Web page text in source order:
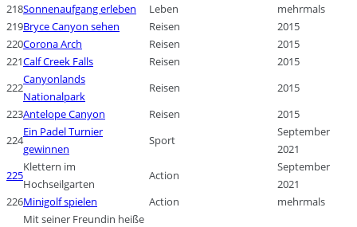
218Sonnenaufgang erleben Leben
mehrmals
219Bryce Canyon sehen Reisen
2015
220Corona Arch Reisen
2015
221Calf Creek Falls Reisen
2015
222
Canyonlands
Nationalpark
Reisen
2015
223Antelope Canyon Reisen
2015
224
Ein Padel Turnier
gewinnen
Sport
September
2021
225
Klettern im
Hochseilgarten
Action
September
2021
226Minigolf spielen Action mehrmals
Mit seiner Freundin heiße